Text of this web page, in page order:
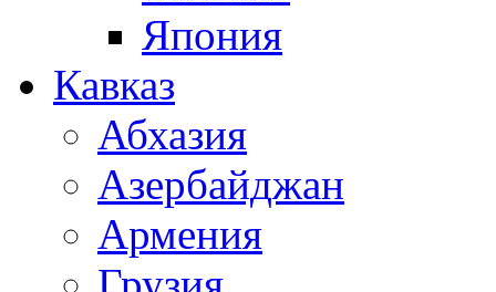
Япония
Кавказ
Абхазия
Азербайджан
Армения